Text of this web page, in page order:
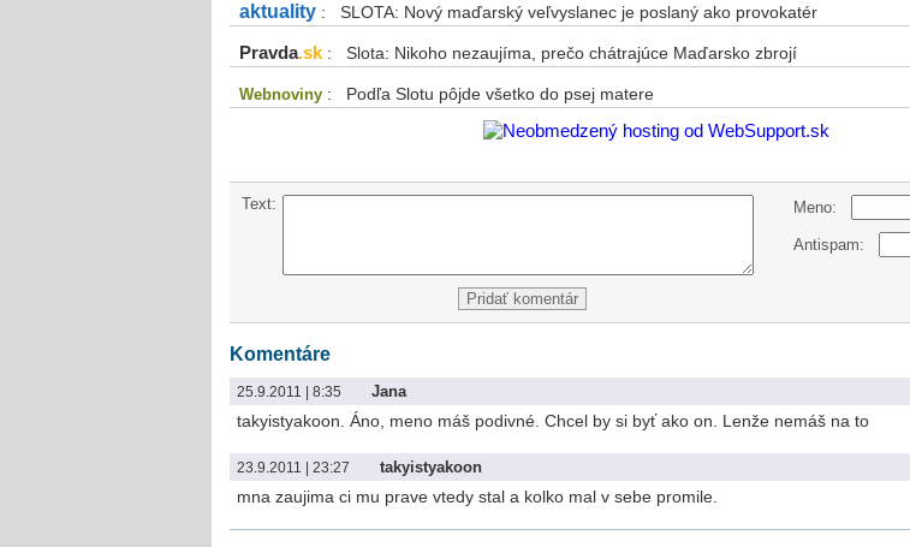
aktuality : SLOTA: Nový maďarský veľvyslanec je poslaný ako provokatér
Pravda.sk : Slota: Nikoho nezaujíma, prečo chátrajúce Maďarsko zbrojí
Webnoviny : Podľa Slotu pôjde všetko do psej matere
Text: Meno:
Antispam:
Komentáre
25.9.2011 | 8:35 Jana
takyistyakoon. Áno, meno máš podivné. Chcel by si byť ako on. Lenže nemáš na to
23.9.2011 | 23:27 takyistyakoon
mna zaujima ci mu prave vtedy stal a kolko mal v sebe promile.